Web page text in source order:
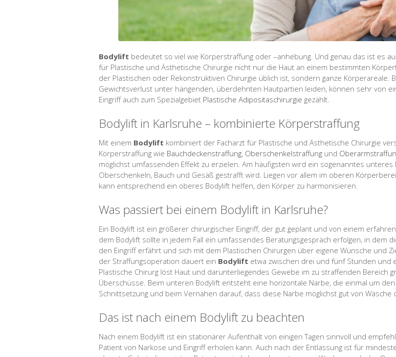
Bodylift bedeutet so viel wie Körperstraffung oder –anhebung. Und genau das ist es
für Plastische und Ästhetische Chirurgie nicht nur die Haut an einem bestimmten
der Plastischen oder Rekonstruktiven Chirurgie üblich ist, sondern ganze Körperareale.
Gewichtsverlust unter hängenden, überdehnten Hautpartien leiden, können sehr von
Eingriff auch zum Spezialgebiet Plastische Adipositaschirurgie gezählt.
Bodylift in Karlsruhe – kombinierte Körperstraffung
Mit einem Bodylift kombiniert der Facharzt für Plastische und Ästhetische Chirurgie
Körperstraffung wie Bauchdeckenstraffung, Oberschenkelstraffung und
möglichst umfassenden Effekt zu erzielen. Am häufigsten wird ein sogenanntes
Oberschenkeln, Bauch und Gesäß gestrafft wird. Liegen vor allem im oberen
kann entsprechend ein oberes Bodylift helfen, den Körper zu harmonisieren.
Was passiert bei einem Bodylift in Karlsruhe?
Ein Bodylift ist ein größerer chirurgischer Eingriff, der gut geplant und von einem
dem Bodylift sollte in jedem Fall ein umfassendes Beratungsgespräch erfolgen, in dem
den Eingriff erfährt und sich mit dem Plastischen Chirurgen über eigene Wünsche und
der Straffungsoperation dauert ein Bodylift etwa zwischen drei und fünf Stunden und
Plastische Chirurg löst Haut und darunterliegendes Gewebe im zu straffenden Bereich
Überschüsse. Beim unteren Bodylift entsteht eine horizontale Narbe, die einmal um
Schnittsetzung und beim Vernähen darauf, dass diese Narbe möglichst gut von
Das ist nach einem Bodylift zu beachten
Nach einem Bodylift ist ein stationärer Aufenthalt von einigen Tagen sinnvoll und
Patient von Narkose und Eingriff erholen kann. Auch nach der Entlassung ist für